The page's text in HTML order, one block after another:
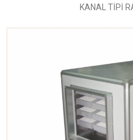
KANAL TİPİ